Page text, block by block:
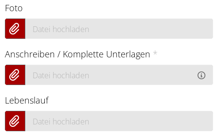
Foto
Datei hochladen
Anschreiben / Komplette Unterlagen *
Datei hochladen
Lebenslauf
Datei hochladen